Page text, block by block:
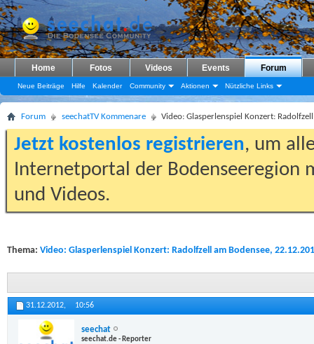
Home Fotos Videos Events Forum
Neue Beiträge Hilfe Kalender Community Aktionen Nützliche Links
Forum seechatTV Kommenare Video: Glasperlenspiel Konzert:
Jetzt kostenlos registrieren, um
Internetportal der Bodenseeregion
und Videos.
Thema: Video: Glasperlenspiel Konzert: Radolfzell am Bodensee,
31.12.2012, 10:56
seechat
seechat.de - Reporter